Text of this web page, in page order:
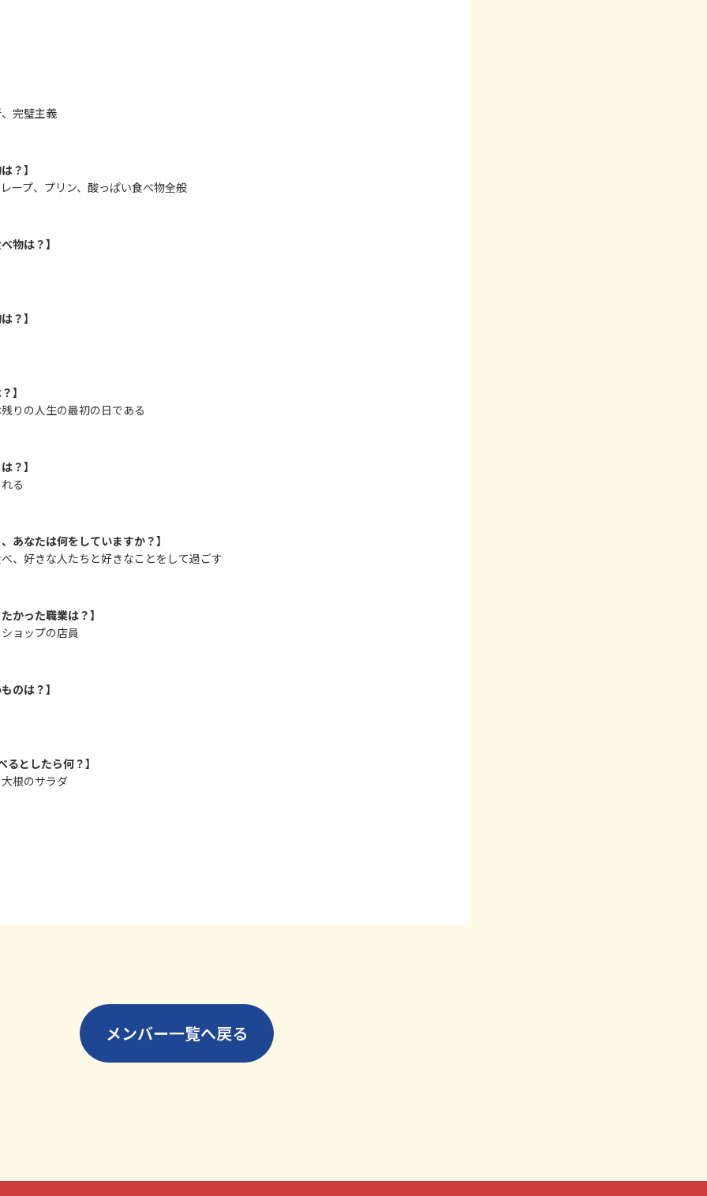
完璧主義
？】
ープ、プリン、酸っぱい食べ物全般
物は？】
？】
】
りの人生の最初の日である
？】
る
あなたは何をしていますか？】
、好きな人たちと好きなことをして過ごす
かった職業は？】
ョップの店員
のは？】
としたら何？】
根のサラダ
メンバー一覧へ戻る